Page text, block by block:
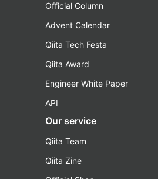
Official Column
Advent Calendar
Qiita Tech Festa
Qiita Award
Engineer White Paper
API
Our service
Qiita Team
Qiita Zine